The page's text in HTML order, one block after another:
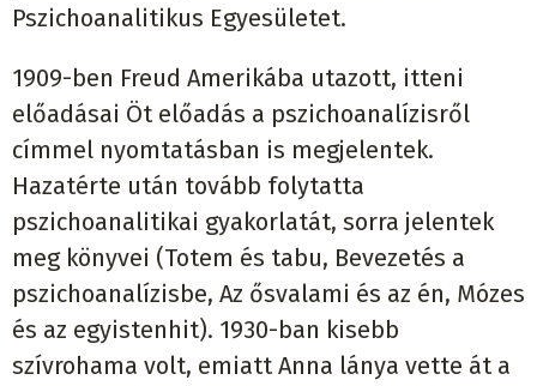
Pszichoanalitikus Egyesületet.
1909-ben Freud Amerikába utazott, itteni
előadásai Öt előadás a pszichoanalízisről
címmel nyomtatásban is megjelentek.
Hazatérte után tovább folytatta
pszichoanalitikai gyakorlatát, sorra jelentek
meg könyvei (Totem és tabu, Bevezetés a
pszichoanalízisbe, Az ősvalami és az én, Mózes
és az egyistenhit). 1930-ban kisebb
szívrohama volt, emiatt Anna lánya vette át a